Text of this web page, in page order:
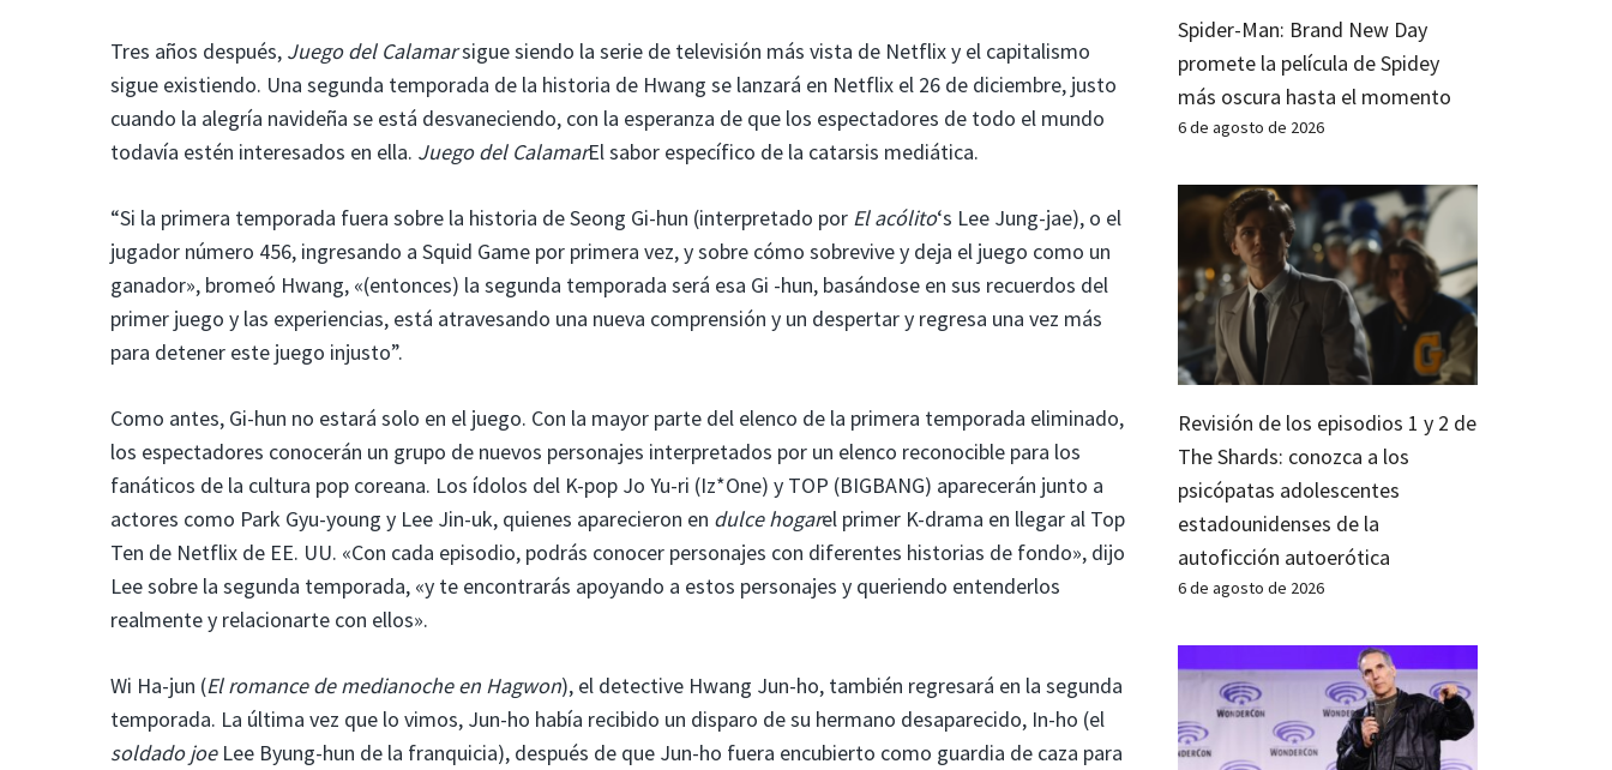
Tres años después, Juego del Calamarsigue siendo la serie de televisión más vista de Netflix y el capitalismo
sigue existiendo. Una segunda temporada de la historia de Hwang se lanzará en Netflix el 26 de diciembre, justo
cuando la alegría navideña se está desvaneciendo, con la esperanza de que los espectadores de todo el mundo
todavía estén interesados ​​en ella. Juego del CalamarEl sabor específico de la catarsis mediática.
“Si la primera temporada fuera sobre la historia de Seong Gi-hun (interpretado por El acólito‘s Lee Jung-jae), o el
jugador número 456, ingresando a Squid Game por primera vez, y sobre cómo sobrevive y deja el juego como un
ganador», bromeó Hwang, «(entonces) la segunda temporada será esa Gi -hun, basándose en sus recuerdos del
primer juego y las experiencias, está atravesando una nueva comprensión y un despertar y regresa una vez más
para detener este juego injusto”.
Como antes, Gi-hun no estará solo en el juego. Con la mayor parte del elenco de la primera temporada eliminado,
los espectadores conocerán un grupo de nuevos personajes interpretados por un elenco reconocible para los
fanáticos de la cultura pop coreana. Los ídolos del K-pop Jo Yu-ri (Iz*One) y TOP (BIGBANG) aparecerán junto a
actores como Park Gyu-young y Lee Jin-uk, quienes aparecieron en dulce hogarel primer K-drama en llegar al Top
Ten de Netflix de EE. UU. «Con cada episodio, podrás conocer personajes con diferentes historias de fondo», dijo
Lee sobre la segunda temporada, «y te encontrarás apoyando a estos personajes y queriendo entenderlos
realmente y relacionarte con ellos».
Wi Ha-jun (El romance de medianoche en Hagwon), el detective Hwang Jun-ho, también regresará en la segunda
temporada. La última vez que lo vimos, Jun-ho había recibido un disparo de su hermano desaparecido, In-ho (el
soldado joeLee Byung-hun de la franquicia), después de que Jun-ho fuera encubierto como guardia de caza para
Spider-Man: Brand New Day
promete la película de Spidey
más oscura hasta el momento
6 de agosto de 2026
Revisión de los episodios 1 y 2 de
The Shards: conozca a los
psicópatas adolescentes
estadounidenses de la
autoficción autoerótica
6 de agosto de 2026